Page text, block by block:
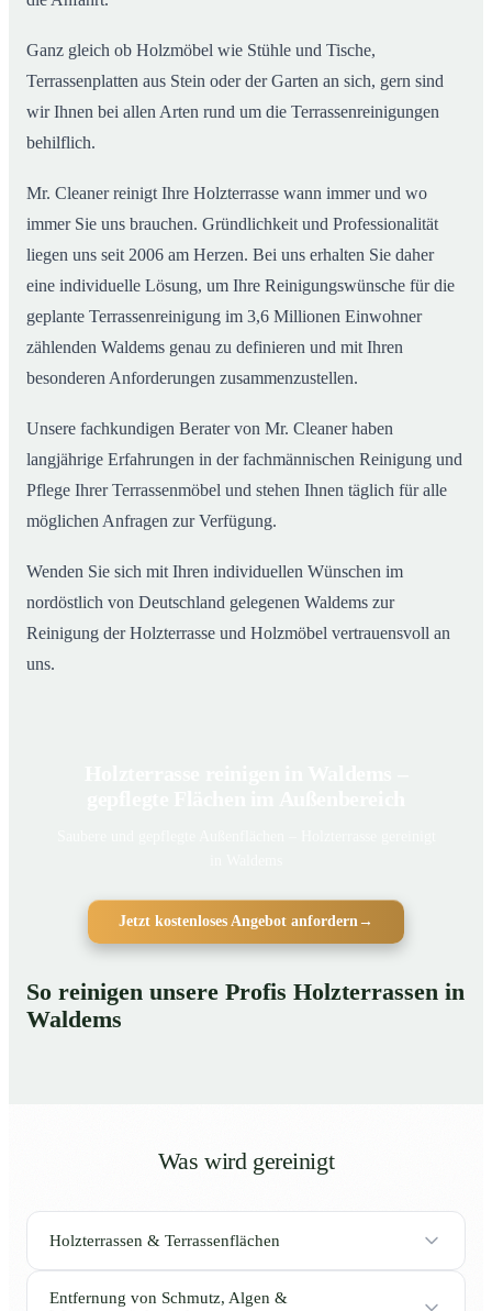
Ganz gleich ob Holzmöbel wie Stühle und Tische,
Terrassenplatten aus Stein oder der Garten an sich, gern sind
wir Ihnen bei allen Arten rund um die Terrassenreinigungen
behilflich.
Mr. Cleaner reinigt Ihre Holzterrasse wann immer und wo
immer Sie uns brauchen. Gründlichkeit und Professionalität
liegen uns seit 2006 am Herzen. Bei uns erhalten Sie daher
eine individuelle Lösung, um Ihre Reinigungswünsche für die
geplante Terrassenreinigung im 3,6 Millionen Einwohner
zählenden Waldems genau zu definieren und mit Ihren
besonderen Anforderungen zusammenzustellen.
Unsere fachkundigen Berater von Mr. Cleaner haben
langjährige Erfahrungen in der fachmännischen Reinigung und
Pflege Ihrer Terrassenmöbel und stehen Ihnen täglich für alle
möglichen Anfragen zur Verfügung.
Wenden Sie sich mit Ihren individuellen Wünschen im
nordöstlich von Deutschland gelegenen Waldems zur
Reinigung der Holzterrasse und Holzmöbel vertrauensvoll an
uns.
Jetzt kostenloses Angebot anfordern→
So reinigen unsere Profis Holzterrassen in
Waldems
Was wird gereinigt
Holzterrassen & Terrassenflächen
Entfernung von Schmutz, Algen &